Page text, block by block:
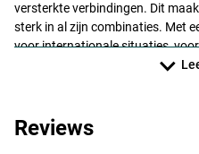
versterkte verbindingen. Dit
sterk in al zijn combinaties. Met
voor internationale situaties,
het water zitten of waar veel
kunnen landen. De veelzijdigheid
voornamelijk door het feit dat het
Reviews